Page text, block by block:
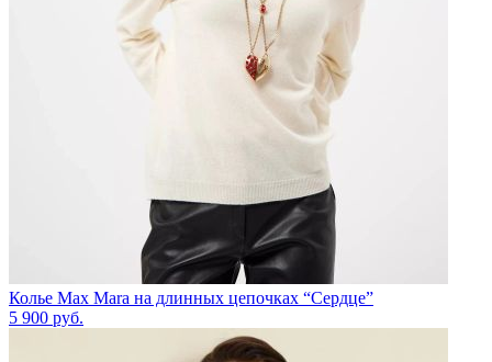
Колье Max Mara на длинных цепочках “Сердце”
5 900 руб.